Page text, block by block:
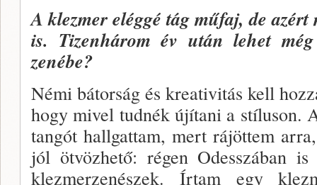
A klezmer eléggé tág műfaj, de
is. Tizenhá­rom év után lehet
zenébe?
Némi bátorság és kreativitás kell
hogy mivel tudnék újítani a stíluson.
tangót hallgattam, mert rájöttem
jól ötvözhető: régen Odesszában
klezmerzenészek. Írtam egy